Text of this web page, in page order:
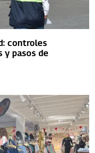
controles
y pasos de